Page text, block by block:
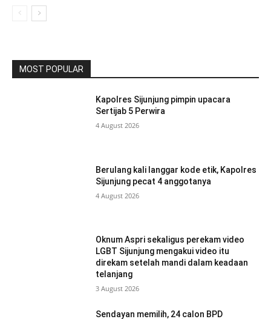
MOST POPULAR
Kapolres Sijunjung pimpin upacara
Sertijab 5 Perwira
4 August 2026
Berulang kali langgar kode etik, Kapolres
Sijunjung pecat 4 anggotanya
4 August 2026
Oknum Aspri sekaligus perekam video
LGBT Sijunjung mengakui video itu
direkam setelah mandi dalam keadaan
telanjang
3 August 2026
Sendayan memilih, 24 calon BPD